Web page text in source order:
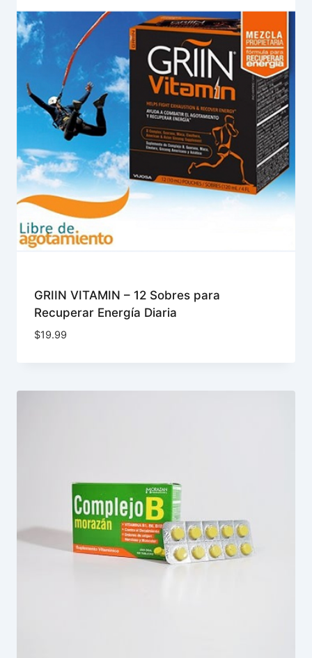
GRIIN VITAMIN – 12 Sobres para
Recuperar Energía Diaria
$19.99